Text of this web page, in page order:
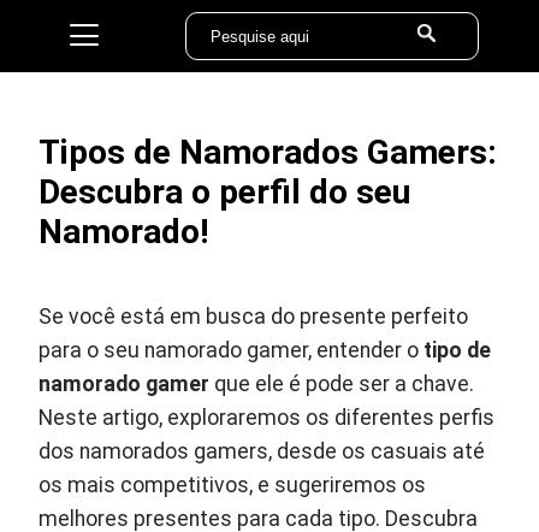
Tipos de Namorados Gamers:
Descubra o perfil do seu
Namorado!
Se você está em busca do presente perfeito
para o seu namorado gamer, entender o tipo de
namorado gamer que ele é pode ser a chave.
Neste artigo, exploraremos os diferentes perfis
dos namorados gamers, desde os casuais até
os mais competitivos, e sugeriremos os
melhores presentes para cada tipo. Descubra